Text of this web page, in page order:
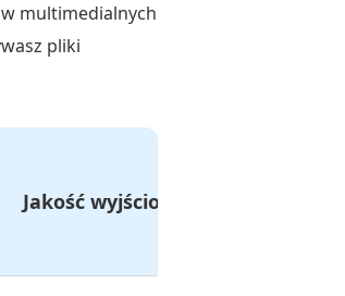
multimedialnych
pliki
Jakość wyjściowa